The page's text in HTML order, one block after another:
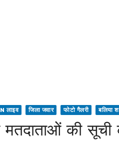
लाइव जिला जवार फोटो गैलरी बलिया
मतदाताओं की